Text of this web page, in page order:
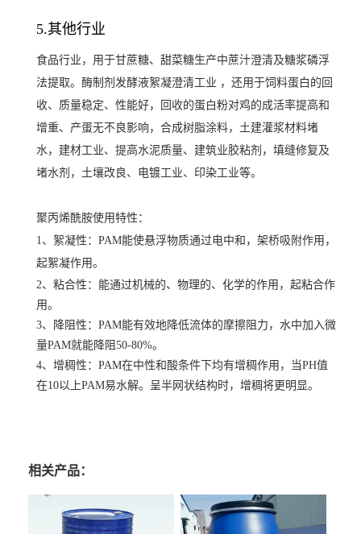
5.其他行业
食品行业，用于甘蔗糖、甜菜糖生产中蔗汁澄清及糖浆磷浮
法提取。酶制剂发酵液絮凝澄清工业 ，还用于饲料蛋白的回
收、质量稳定、性能好，回收的蛋白粉对鸡的成活率提高和
增重、产蛋无不良影响，合成树脂涂料，土建灌浆材料堵
水，建材工业、提高水泥质量、建筑业胶粘剂，填缝修复及
堵水剂，土壤改良、电镀工业、印染工业等。
聚丙烯酰胺使用特性：
1、絮凝性：PAM能使悬浮物质通过电中和，架桥吸附作用，
起絮凝作用。
2、粘合性：能通过机械的、物理的、化学的作用，起粘合作
用。
3、降阻性：PAM能有效地降低流体的摩擦阻力，水中加入微
量PAM就能降阻50-80%。
4、增稠性：PAM在中性和酸条件下均有增稠作用，当PH值
在10以上PAM易水解。呈半网状结构时，增稠将更明显。
相关产品：